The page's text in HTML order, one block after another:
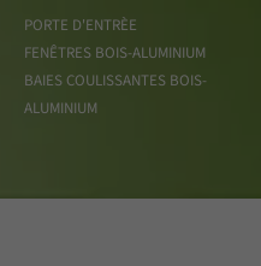
PORTE D'ENTRÈE
FENÊTRES BOIS-ALUMINIUM
BAIES COULISSANTES BOIS-
ALUMINIUM